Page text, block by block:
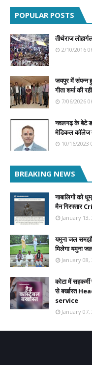
POPULAR POSTS
तीर्थराज
2/10/2016
जयपुर में संपन्न
गीता शर्मा की
7/06/2026
नवलगढ़ के बेटे
मेडिकल कॉलेज में
10/16/2023
BREAKING NEWS
नाबालिगों को
मैन गिरफ्तार
January 13,
यमुना जल
मिलेगा
January 08,
कोटा में
से बर्खास्त
service
January 07,